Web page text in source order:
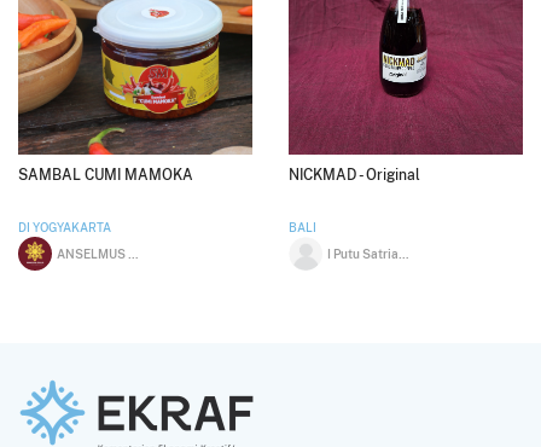
SAMBAL CUMI MAMOKA
DI YOGYAKARTA
NICKMAD - Original
BALI